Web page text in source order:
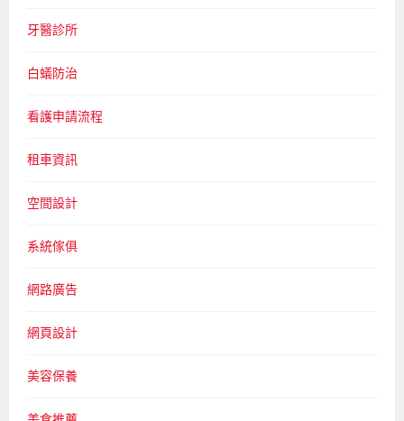
牙醫診所
白蟻防治
看護申請流程
租車資訊
空間設計
系統傢俱
網路廣告
網頁設計
美容保養